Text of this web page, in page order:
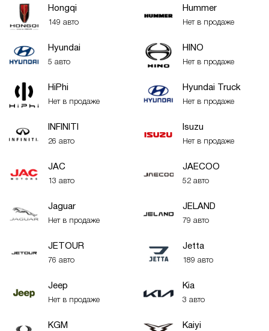
Hongqi
149 авто
Hummer
Нет в продаже
Hyundai
5 авто
HINO
Нет в продаже
HiPhi
Нет в продаже
Hyundai Truck
Нет в продаже
INFINITI
26 авто
Isuzu
Нет в продаже
JAC
13 авто
JAECOO
52 авто
Jaguar
Нет в продаже
JELAND
79 авто
JETOUR
76 авто
Jetta
189 авто
Jeep
Нет в продаже
Kia
3 авто
KGM Kaiyi